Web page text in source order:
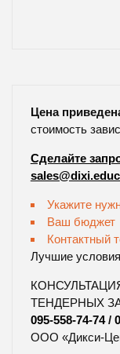
Цена
стоимость
Сделайте
Укажите
Ваш бюджет
Контактный
Лучшие
ТЕНДЕРНЫХ
095-558-74-74/
ООО «Дикси-